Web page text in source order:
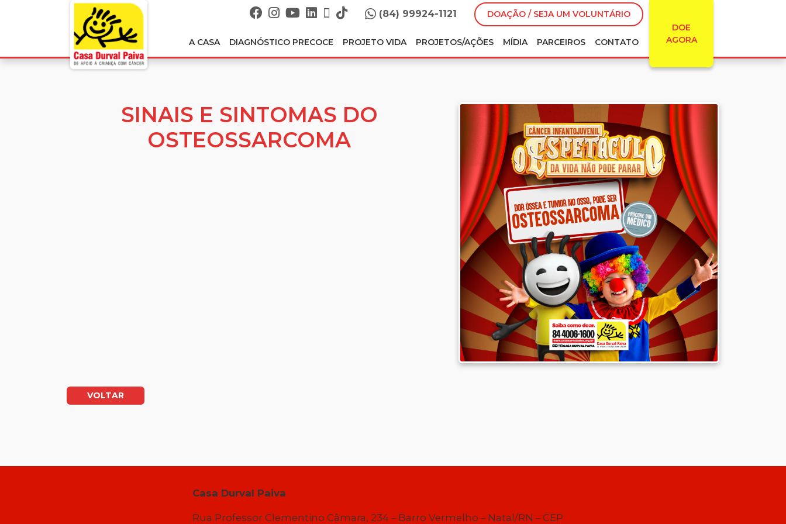
(84) 99924-1121
DOAÇÃO / SEJA UM VOLUNTÁRIO
DOE
AGORA
A CASA DIAGNÓSTICO PRECOCE PROJETO VIDA PROJETOS/AÇÕES MÍDIA PARCEIROS CONTATO
SINAIS E SINTOMAS DO
OSTEOSSARCOMA
VOLTAR
Casa Durval Paiva
Rua Professor Clementino Câmara, 234 – Barro Vermelho – Natal/RN – CEP